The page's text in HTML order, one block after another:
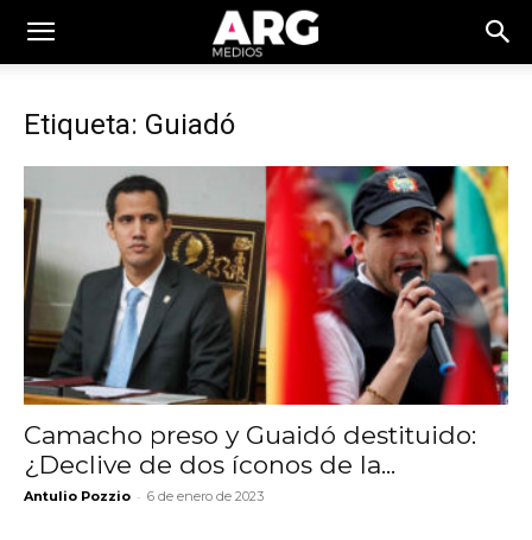
Etiqueta: Guiadó
Camacho preso y Guaidó destituido:
¿Declive de dos íconos de la...
Antulio Pozzio - 6 de enero de 2023